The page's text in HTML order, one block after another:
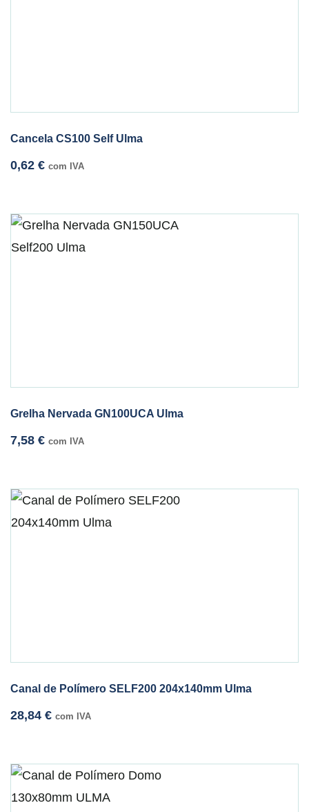
Cancela CS100 Self Ulma
0,62 € com IVA
Grelha Nervada GN100UCA Ulma
7,58 € com IVA
Canal de Polímero SELF200 204x140mm Ulma
28,84 € com IVA